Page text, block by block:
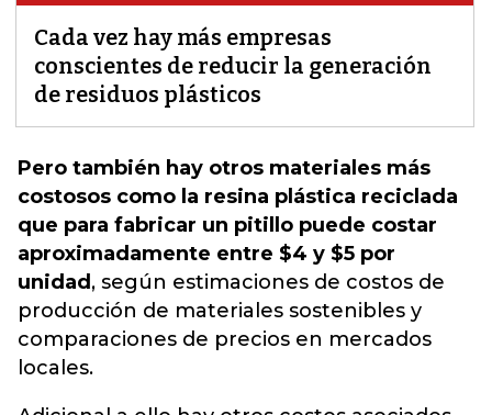
Cada vez hay más empresas
conscientes de reducir la generación
de residuos plásticos
Pero también hay otros materiales más
costosos como la resina plástica reciclada
que para fabricar un pitillo puede costar
aproximadamente entre $4 y $5 por
unidad , según estimaciones de costos de
producción de materiales sostenibles y
comparaciones de precios en mercados
locales.